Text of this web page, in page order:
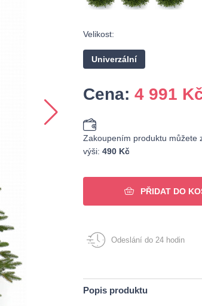
Velikost:
Univerzální
Cena: 4 991
Zakoupením produktu můžete
výši: 490 Kč
PŘIDAT DO
Odeslání do 24 hodin
Popis produktu